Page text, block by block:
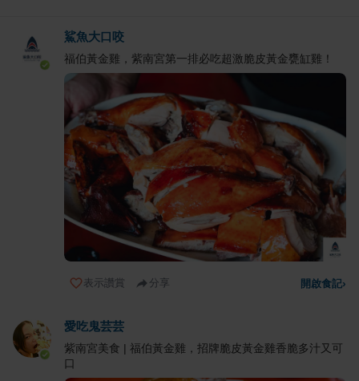
鯊魚大口咬
福伯黃金雞，紫南宮第一排必吃超激脆皮黃金甕缸雞！
表示讚賞 分享 開啟食記›
愛吃鬼芸芸
紫南宮美食 | 福伯黃金雞，招牌脆皮黃金雞香脆多汁又可
口